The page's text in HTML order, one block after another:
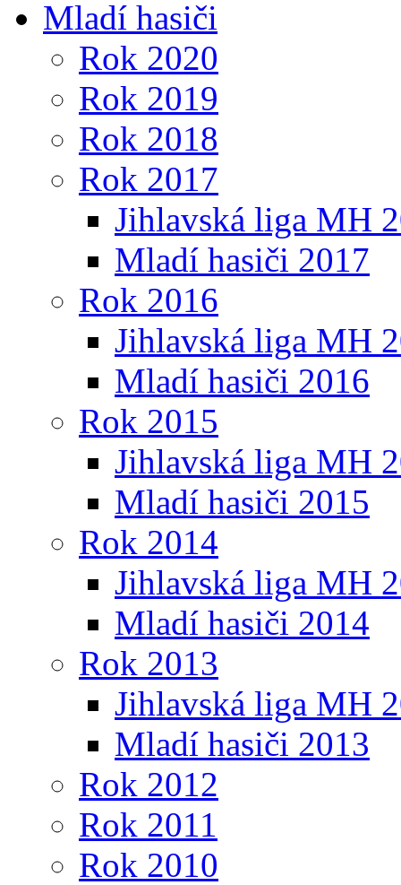
Mladí hasiči
Rok 2020
Rok 2019
Rok 2018
Rok 2017
Jihlavská liga MH
Mladí hasiči 2017
Rok 2016
Jihlavská liga MH
Mladí hasiči 2016
Rok 2015
Jihlavská liga MH
Mladí hasiči 2015
Rok 2014
Jihlavská liga MH
Mladí hasiči 2014
Rok 2013
Jihlavská liga MH
Mladí hasiči 2013
Rok 2012
Rok 2011
Rok 2010